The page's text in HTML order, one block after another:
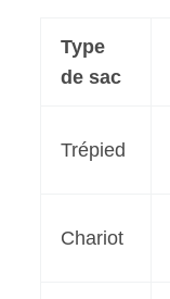
Type
de sac
Trépied
Chariot